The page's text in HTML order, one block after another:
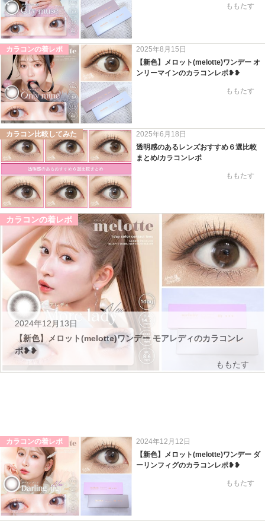
ももたす
カラコンの着レポ
2025年8月15日
【新色】メロット(melotte)ワンデー オ
ンリーマインのカラコンレポ❥❥
ももたす
カラコン比較してみた
2025年6月18日
透明感のあるレンズおすすめ６選比較
まとめ/カラコンレポ
ももたす
カラコンの着レポ
2024年12月13日
【新色】メロット(melotte)ワンデー モアレディのカラコンレ
ポ❥❥
ももたす
カラコンの着レポ
2024年12月12日
【新色】メロット(melotte)ワンデー ダ
ーリンフィグのカラコンレポ❥❥
ももたす